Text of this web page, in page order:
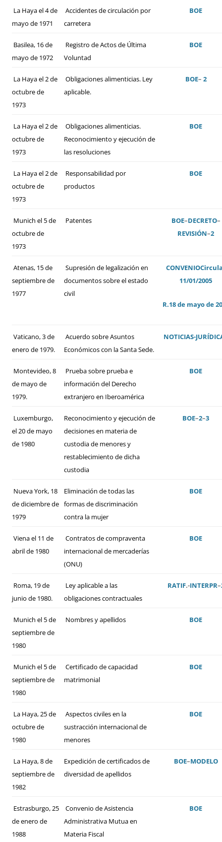
La Haya el 4 de
mayo de 1971
Accidentes de circulación por
carretera
BOE
Basilea, 16 de
mayo de 1972
Registro de Actos de Última
Voluntad
BOE
La Haya el 2 de
octubre de
1973
Obligaciones alimenticias. Ley
aplicable.
BOE– 2
La Haya el 2 de
octubre de
1973
Obligaciones alimenticias.
Reconocimiento y ejecución de
las resoluciones
BOE
La Haya el 2 de
octubre de
1973
Responsabilidad por
productos
BOE
Munich el 5 de
octubre de
1973
Patentes BOE–DECRETO–
REVISIÓN–2
Atenas, 15 de
septiembre de
1977
Supresión de legalización en
documentos sobre el estado
civil
CONVENIO
11/01/2005
R.18 de mayo de
Vaticano, 3 de
enero de 1979.
Acuerdo sobre Asuntos
Económicos con la Santa Sede.
NOTICIAS-
Montevideo, 8
de mayo de
1979.
Prueba sobre prueba e
información del Derecho
extranjero en Iberoamérica
BOE
Luxemburgo,
el 20 de mayo
de 1980
Reconocimiento y ejecución de
decisiones en materia de
custodia de menores y
restablecimiento de dicha
custodia
BOE–2–3
Nueva York, 18
de diciembre de
1979
Eliminación de todas las
formas de discriminación
contra la mujer
BOE
Viena el 11 de
abril de 1980
Contratos de compraventa
internacional de mercaderías
(ONU)
BOE
Roma, 19 de
junio de 1980.
Ley aplicable a las
obligaciones contractuales
RATIF.-INTERPR–
Munich el 5 de
septiembre de
1980
Nombres y apellidos BOE
Munich el 5 de
septiembre de
1980
Certificado de capacidad
matrimonial
BOE
La Haya, 25 de
octubre de
1980
Aspectos civiles en la
sustracción internacional de
menores
BOE
La Haya, 8 de
septiembre de
1982
Expedición de certificados de
diversidad de apellidos
BOE–MODELO
Estrasburgo, 25
de enero de
1988
Convenio de Asistencia
Administrativa Mutua en
Materia Fiscal
BOE